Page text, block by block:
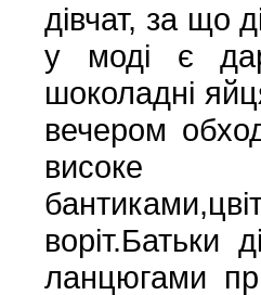
дівчат, за що
у моді є
шоколадні
вечером
високе
воріт.Батьки
ланцюгами